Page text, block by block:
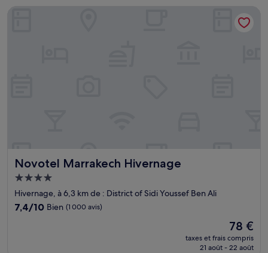
de
954 €
Novotel Marrakech Hivernage
Novotel Marrakech Hivernage
Hébergement
4.0 étoiles
Hivernage, à 6,3 km de : District of Sidi Youssef Ben Ali
7.4
7,4/10 Bien (1 000 avis)
Le
nouveau
prix
78 €
taxes et frais compris
21 août - 22 août